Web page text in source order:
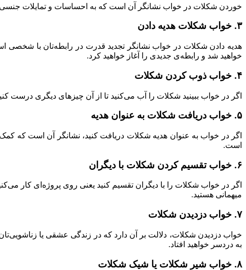
خوردن شکلات در خواب نشانگر آن است که به احساسات و تمایلات
۳. خواب شکلات هدیه دادن
هدیه دادن شکلات در خواب نشانگر تجدید قدرت در رابطه‌تان با شخصی
خواهید شد و رابطه‌ی جدیدی را آغاز خواهید کرد.
۴. خواب ذوب کردن شکلات
اگر در خواب ببینید شکلات را آب می‌کنید تا از آن چیزهای دیگری درست
۵. خواب دریافت شکلات به عنوان هدیه
اگر در خواب به عنوان هدیه شکلات دریافت کنید، نشانگر آن است که
است.
۶. خواب تقسیم کردن شکلات با دیگران
اگر در خواب شکلات را با دیگران تقسیم کنید یعنی روی پروژه‌ای کار
میهمانی هستید.
۷. خواب دزدیدن شکلات
خواب دزدیدن شکلات، دلالت بر آن دارد که در زندگی عشقی یا
به دردسر خواهید افتاد.
۸. خواب شیر شکلات یا شیک شکلات